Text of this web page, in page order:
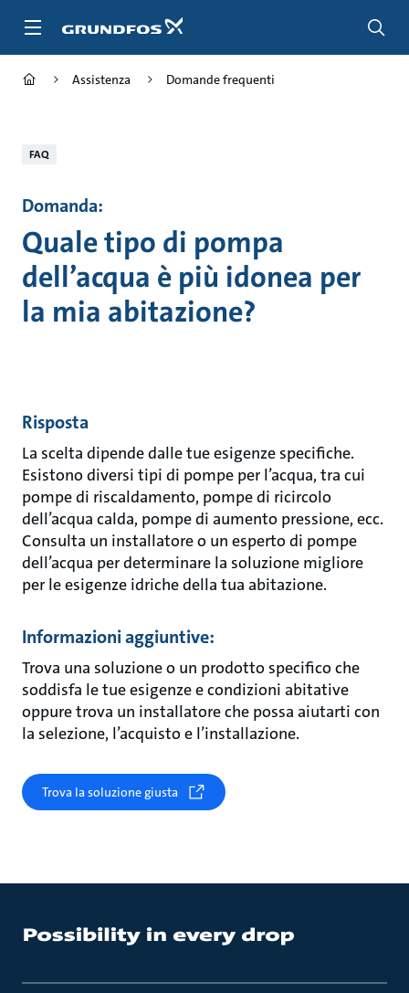
Assistenza Domande frequenti
FAQ
Domanda:
Quale tipo di pompa
dell’acqua è più idonea per
la mia abitazione?
Risposta
La scelta dipende dalle tue esigenze specifiche.
Esistono diversi tipi di pompe per l’acqua, tra cui
pompe di riscaldamento, pompe di ricircolo
dell’acqua calda, pompe di aumento pressione, ecc.
Consulta un installatore o un esperto di pompe
dell’acqua per determinare la soluzione migliore
per le esigenze idriche della tua abitazione.
Informazioni aggiuntive:
Trova una soluzione o un prodotto specifico che
soddisfa le tue esigenze e condizioni abitative
oppure trova un installatore che possa aiutarti con
la selezione, l’acquisto e l’installazione.
Trova la soluzione giusta